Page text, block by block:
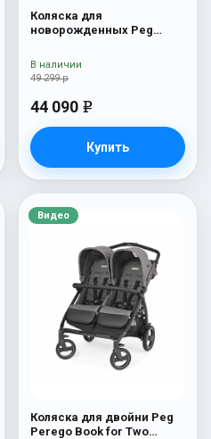
Коляска для
новорожденных Peg
(шасси White/Black) Fleur
49 299 р
44 090 e
Купить
В наличии
Видео
Коляска для двойни Peg
Perego Book for Two